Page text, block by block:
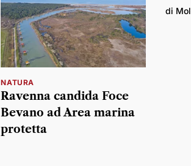
NATURA
Ravenna candida Foce
Bevano ad Area marina
protetta
di